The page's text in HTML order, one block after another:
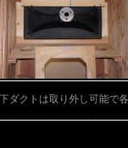
下ダクトは取り外し可能